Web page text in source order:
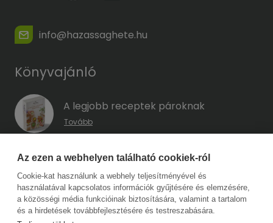
info@hazassaghete.hu
Könyvajánló
A legjobb receptek pároknak
Tovább
A hűség kódja – Hogyan előzd meg a
megcsalást, mielőtt még eszedbe jutott
volna?
Tovább
Az ezen a webhelyen található cookiek-ról
Cookie-kat használunk a webhely teljesítményével és
használatával kapcsolatos információk gyűjtésére és elemzésére,
a közösségi média funkcióinak biztosítására, valamint a tartalom
és a hirdetések továbbfejlesztésére és testreszabására.